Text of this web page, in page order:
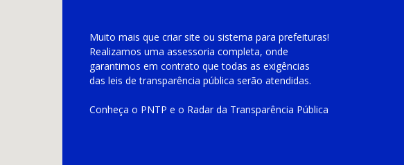
Muito mais que criar site ou sistema para prefeituras!
Realizamos uma assessoria completa, onde
garantimos em contrato que todas as exigências
das leis de transparência pública serão atendidas.
Conheça o PNTP e o Radar da Transparência Pública